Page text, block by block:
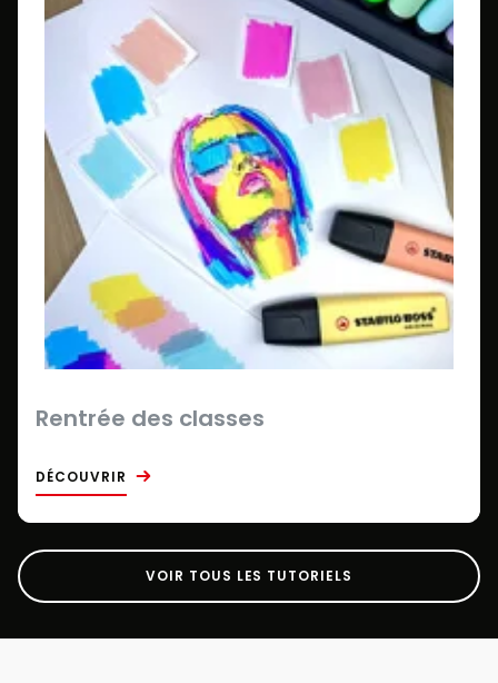
Rentrée des classes
DÉCOUVRIR
VOIR TOUS LES TUTORIELS